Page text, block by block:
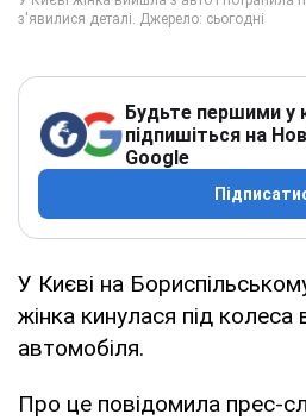
Будьте першими у
підпишіться на
Google
У Києві на
жінка кинулася під колеса
автомобіля.
Про це повідомила прес-